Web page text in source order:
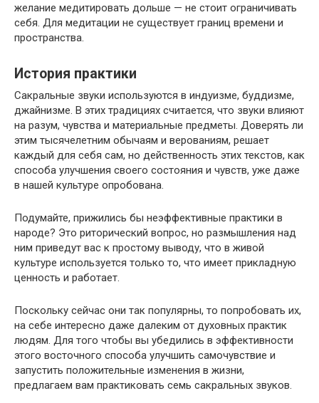
желание медитировать дольше — не стоит ограничивать
себя. Для медитации не существует границ времени и
пространства.
История практики
Сакральные звуки используются в индуизме, буддизме,
джайнизме. В этих традициях считается, что звуки влияют
на разум, чувства и материальные предметы. Доверять ли
этим тысячелетним обычаям и верованиям, решает
каждый для себя сам, но действенность этих текстов, как
способа улучшения своего состояния и чувств, уже даже
в нашей культуре опробована.
Подумайте, прижились бы неэффективные практики в
народе? Это риторический вопрос, но размышления над
ним приведут вас к простому выводу, что в живой
культуре используется только то, что имеет прикладную
ценность и работает.
Поскольку сейчас они так популярны, то попробовать их,
на себе интересно даже далеким от духовных практик
людям. Для того чтобы вы убедились в эффективности
этого восточного способа улучшить самочувствие и
запустить положительные изменения в жизни,
предлагаем вам практиковать семь сакральных звуков.